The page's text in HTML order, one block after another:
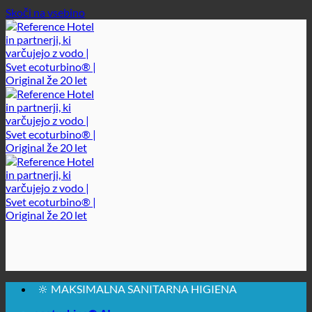
Skoči na vsebino
🔆 MAKSIMALNA SANITARNA HIGIENA